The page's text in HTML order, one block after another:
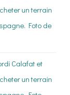
un terrain
Foto de
Calafat et
un terrain